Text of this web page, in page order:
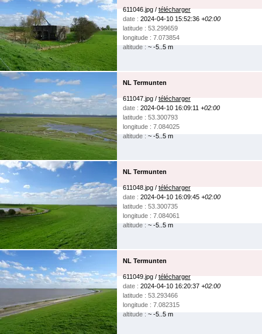
611046.jpg / télécharger
date : 2024-04-10 15:52:36 +02:00
latitude : 53.299659
longitude : 7.073854
altitude :~ -5..5 m
NL Termunten
611047.jpg / télécharger
date : 2024-04-10 16:09:11 +02:00
latitude : 53.300793
longitude : 7.084025
altitude :~ -5..5 m
NL Termunten
611048.jpg / télécharger
date : 2024-04-10 16:09:45 +02:00
latitude : 53.300735
longitude : 7.084061
altitude :~ -5..5 m
NL Termunten
611049.jpg / télécharger
date : 2024-04-10 16:20:37 +02:00
latitude : 53.293466
longitude : 7.082315
altitude :~ -5..5 m